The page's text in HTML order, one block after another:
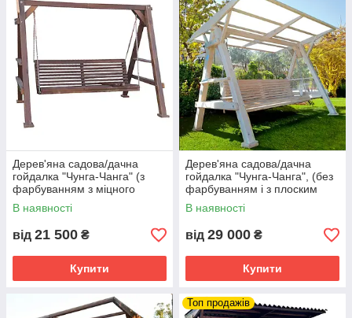
Дерев'яна садова/дачна
гойдалка "Чунга-Чанга" (з
фарбуванням з міцного
бруса 100 на 100 мм)
В наявності
від 21 500 ₴
Купити
Дерев'яна садова/дачна
гойдалка "Чунга-Чанга", (без
фарбуванням і з плоским
дахом, без покрівлі)
В наявності
від 29 000 ₴
Купити
Топ продажів